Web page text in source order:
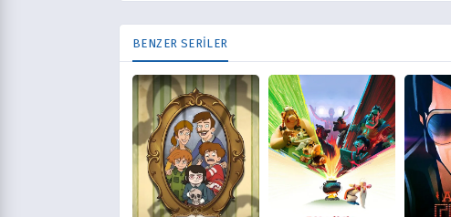
BENZER SERİLER